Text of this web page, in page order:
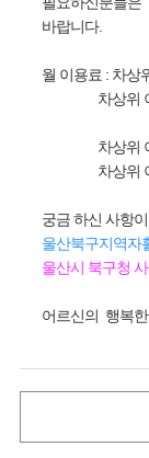
바랍니다.
월 이용료 : 차상
차상위 이하
차상위 이상
차상위 이하
궁금 하신 사항
울산북구지역자
울산시 북구청
어르신의 행복